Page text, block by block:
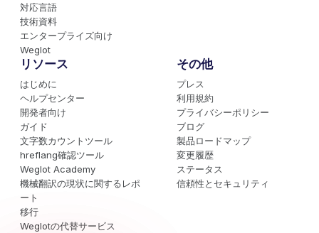
対応言語
技術資料
エンタープライズ向け
Weglot
リソース
はじめに
ヘルプセンター
開発者向け
ガイド
文字数カウントツール
hreflang確認ツール
Weglot Academy
機械翻訳の現状に関するレポ
ート
移行
Weglotの代替サービス
その他
プレス
利用規約
プライバシーポリシー
ブログ
製品ロードマップ
変更履歴
ステータス
信頼性とセキュリティ